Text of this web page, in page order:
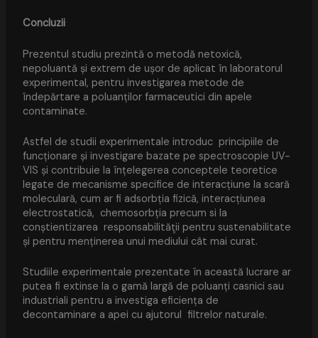
Concluzii
Prezentul studiu prezintă o metodă netoxică,
nepoluantă și extrem de ușor de aplicat în laboratorul
experimental, pentru investigarea metode de
îndepărtare a poluanților farmaceutici din apele
contaminate.
Astfel de studii experimentale introduc principiile de
funcționare și investigare bazate pe spectroscopie UV-
VIS și contribuie la înțelegerea conceptele teoretice
legate de mecanisme specifice de interacțiune la scară
moleculară, cum ar fi adsorbția fizică, interacțiunea
electrostatică, chemosorbția precum si la
conștientizarea responsabilităţii pentru sustenabilitate
și pentru menținerea unui mediului cât mai curat.
Studiile experimentale prezentate în această lucrare ar
putea fi extinse la o gamă largă de poluanți casnici sau
industriali pentru a investiga eficiența de
decontaminare a apei cu ajutorul filtrelor naturale.